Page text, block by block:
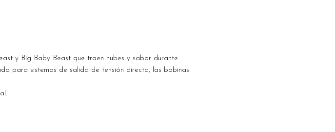
y Big Baby Beast que traen nubes y sabor durante
para sistemas de salida de tensión directa, las bobinas